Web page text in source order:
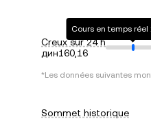
Creux sur 24 h
дин160,16
Cours en temps réel
*Les données suivantes
Sommet historique